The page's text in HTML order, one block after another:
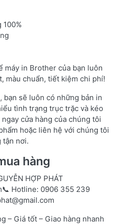
100%
máy in Brother của bạn luôn
màu chuẩn, tiết kiệm chi phí!
bạn sẽ luôn có những bản in
tình trạng trục trặc và kéo
cửa hàng của chúng tôi
hoặc liên hệ với chúng tôi
tận nơi.
hàng
HỢP PHÁT
📞 Hotline: 0906 355 239
– Giá tốt – Giao hàng nhanh